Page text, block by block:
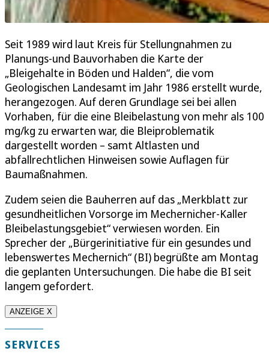
Seit 1989 wird laut Kreis für Stellungnahmen zu
Planungs-und Bauvorhaben die Karte der
„Bleigehalte in Böden und Halden“, die vom
Geologischen Landesamt im Jahr 1986 erstellt wurde,
herangezogen. Auf deren Grundlage sei bei allen
Vorhaben, für die eine Bleibelastung von mehr als 100
mg/kg zu erwarten war, die Bleiproblematik
dargestellt worden – samt Altlasten und
abfallrechtlichen Hinweisen sowie Auflagen für
Baumaßnahmen.
Zudem seien die Bauherren auf das „Merkblatt zur
gesundheitlichen Vorsorge im Mechernicher-Kaller
Bleibelastungsgebiet“ verwiesen worden. Ein
Sprecher der „Bürgerinitiative für ein gesundes und
lebenswertes Mechernich“ (BI) begrüßte am Montag
die geplanten Untersuchungen. Die habe die BI seit
langem gefordert.
ANZEIGE X
SERVICES